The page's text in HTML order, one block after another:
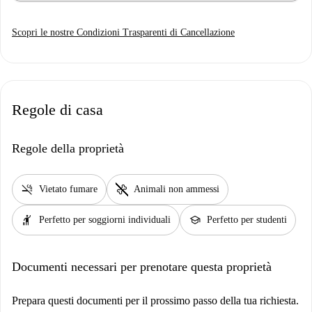
Nueva, Los Arcos, Plaza de Armas, Lagoh, Torre Sevilla
Scopri le nostre Condizioni Trasparenti di Cancellazione
Regole di casa
Regole della proprietà
smoke_free Vietato fumare pet_supplies Animali non ammessi
hail Perfetto per soggiorni individuali school Perfetto per studenti
Documenti necessari per prenotare questa proprietà
Prepara questi documenti per il prossimo passo della tua richiesta.